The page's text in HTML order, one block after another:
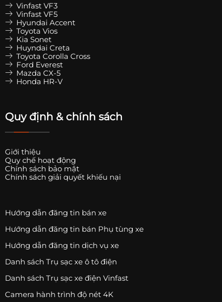
Vinfast VF3
Vinfast VF5
Hyundai Accent
Toyota Vios
Kia Sonet
Huyndai Creta
Toyota Corolla Cross
Ford Everest
Mazda CX-5
Honda HR-V
Quy định & chính sách
Giới thiệu
Quy chế hoạt động
Chính sách bảo mật
Chính sách giải quyết khiếu nại
Hướng dẫn đăng tin bán xe
Hướng dẫn đăng tin bán Phụ tùng xe
Hướng dẫn đăng tin dịch vụ xe
Danh sách Trụ sạc xe ô tô điện
Danh sách Trụ sạc xe điện Vinfast
Camera hành trình độ nét 4K